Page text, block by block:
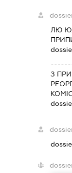
ЛЮ
З